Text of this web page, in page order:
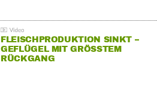
FLEISCHPRODUKTION SINKT –
GEFLÜGEL MIT GRÖSSTEM R
ÜCKGANG